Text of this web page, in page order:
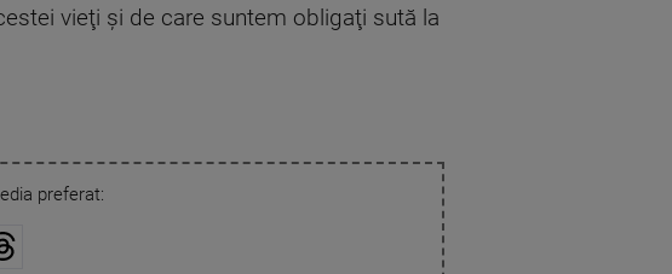
vieţi şi de care suntem obligaţi sută la
preferat: